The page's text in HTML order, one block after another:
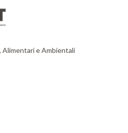
Alimentari e Ambientali